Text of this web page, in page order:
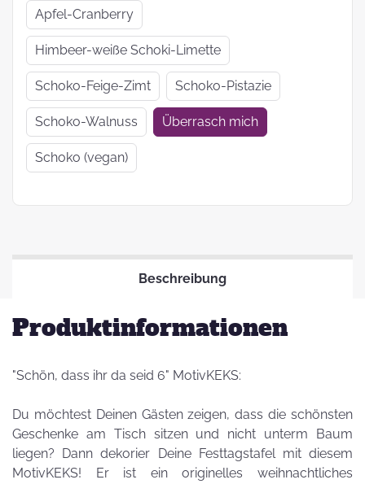
Apfel-Cranberry
Himbeer-weiße Schoki-Limette
Schoko-Feige-Zimt Schoko-Pistazie
Schoko-Walnuss Überrasch mich
Schoko (vegan)
Beschreibung
Produktinformationen
"Schön, dass ihr da seid 6" MotivKEKS:
Du möchtest Deinen Gästen zeigen, dass die schönsten
Geschenke am Tisch sitzen und nicht unterm Baum
liegen? Dann dekorier Deine Festtagstafel mit diesem
MotivKEKS! Er ist ein originelles weihnachtliches